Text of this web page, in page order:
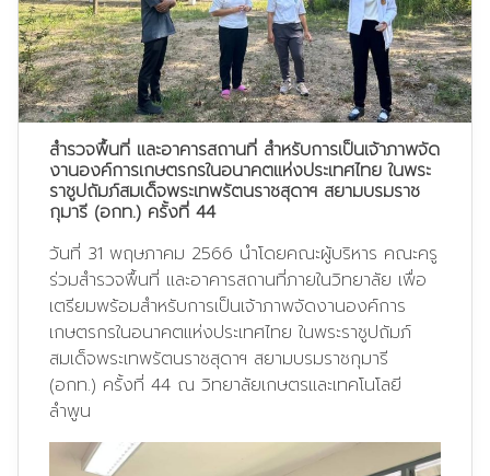
สำรวจพื้นที่ และอาคารสถานที่ สำหรับการเป็นเจ้าภาพจัด
งานองค์การเกษตรกรในอนาคตแห่งประเทศไทย ในพระ
ราชูปถัมภ์สมเด็จพระเทพรัตนราชสุดาฯ สยามบรมราช
กุมารี (อกท.) ครั้งที่ 44
วันที่ 31 พฤษภาคม 2566 นำโดยคณะผู้บริหาร คณะครู
ร่วมสำรวจพื้นที่ และอาคารสถานที่ภายในวิทยาลัย เพื่อ
เตรียมพร้อมสำหรับการเป็นเจ้าภาพจัดงานองค์การ
เกษตรกรในอนาคตแห่งประเทศไทย ในพระราชูปถัมภ์
สมเด็จพระเทพรัตนราชสุดาฯ สยามบรมราชกุมารี
(อกท.) ครั้งที่ 44 ณ วิทยาลัยเกษตรและเทคโนโลยี
ลำพูน